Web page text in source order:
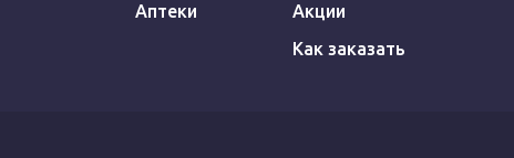
Аптеки
Акции
Как заказать